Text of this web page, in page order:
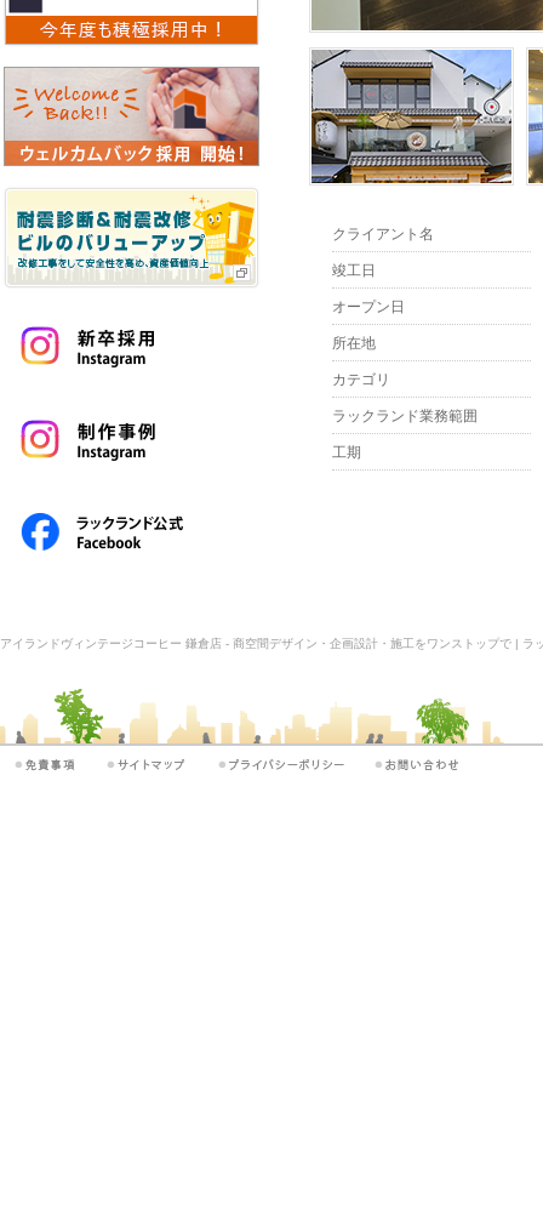
クライアント名
竣工日
オープン日
所在地
カテゴリ
ラックランド業務範囲
工期
アイランドヴィンテージコーヒー 鎌倉店 - 商空間デザイン・企画設計・施工をワンストップで | ラ